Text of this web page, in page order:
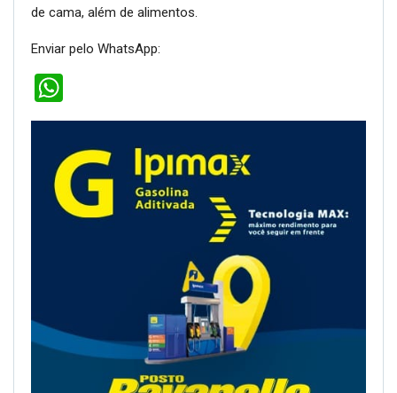
de cama, além de alimentos.
Enviar pelo WhatsApp: